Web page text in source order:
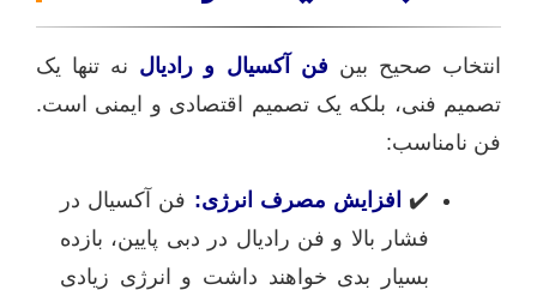
انتخاب صحیح بین فن آکسیال و رادیال نه تنها یک
تصمیم فنی، بلکه یک تصمیم اقتصادی و ایمنی است.
فن نامناسب:
✔️ افزایش مصرف انرژی: فن آکسیال در
فشار بالا و فن رادیال در دبی پایین، بازده
بسیار بدی خواهند داشت و انرژی زیادی